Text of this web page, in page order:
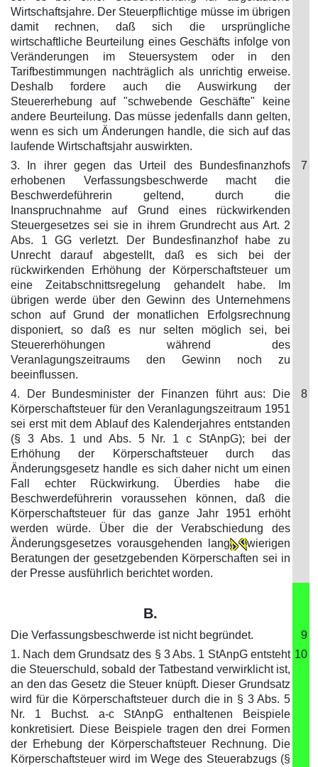
Wirtschaftsjahre. Der Steuerpflichtige müsse im übrigen
damit rechnen, daß sich die ursprüngliche
wirtschaftliche Beurteilung eines Geschäfts infolge von
Veränderungen im Steuersystem oder in den
Tarifbestimmungen nachträglich als unrichtig erweise.
Deshalb fordere auch die Auswirkung der
Steuererhebung auf "schwebende Geschäfte" keine
andere Beurteilung. Das müsse jedenfalls dann gelten,
wenn es sich um Änderungen handle, die sich auf das
laufende Wirtschaftsjahr auswirkten.
3. In ihrer gegen das Urteil des Bundesfinanzhofs
erhobenen Verfassungsbeschwerde macht die
Beschwerdeführerin geltend, durch die
Inanspruchnahme auf Grund eines rückwirkenden
Steuergesetzes sei sie in ihrem Grundrecht aus Art. 2
Abs. 1 GG verletzt. Der Bundesfinanzhof habe zu
Unrecht darauf abgestellt, daß es sich bei der
rückwirkenden Erhöhung der Körperschaftsteuer um
eine Zeitabschnittsregelung gehandelt habe. Im
übrigen werde über den Gewinn des Unternehmens
schon auf Grund der monatlichen Erfolgsrechnung
disponiert, so daß es nur selten möglich sei, bei
Steuererhöhungen während des
Veranlagungszeitraums den Gewinn noch zu
beeinflussen.
7
4. Der Bundesminister der Finanzen führt aus: Die
Körperschaftsteuer für den Veranlagungszeitraum 1951
sei erst mit dem Ablauf des Kalenderjahres entstanden
(§ 3 Abs. 1 und Abs. 5 Nr. 1 c StAnpG); bei der
Erhöhung der Körperschaftsteuer durch das
Änderungsgesetz handle es sich daher nicht um einen
Fall echter Rückwirkung. Überdies habe die
Beschwerdeführerin voraussehen können, daß die
Körperschaftsteuer für das ganze Jahr 1951 erhöht
werden würde. Über die der Verabschiedung des
Änderungsgesetzes vorausgehenden lang
wierigen
Beratungen der gesetzgebenden Körperschaften sei in
der Presse ausführlich berichtet worden.
8
B.
Die Verfassungsbeschwerde ist nicht begründet.
9
1. Nach dem Grundsatz des § 3 Abs. 1 StAnpG entsteht
die Steuerschuld, sobald der Tatbestand verwirklicht ist,
an den das Gesetz die Steuer knüpft. Dieser Grundsatz
wird für die Körperschaftsteuer durch die in § 3 Abs. 5
Nr. 1 Buchst. a-c StAnpG enthaltenen Beispiele
konkretisiert. Diese Beispiele tragen den drei Formen
der Erhebung der Körperschaftsteuer Rechnung. Die
Körperschaftsteuer wird im Wege des Steuerabzugs (§
10